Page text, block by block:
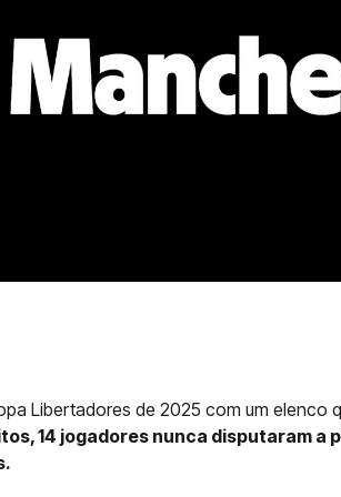
Libertadores de 2025 com um elenco
14 jogadores nunca disputaram a